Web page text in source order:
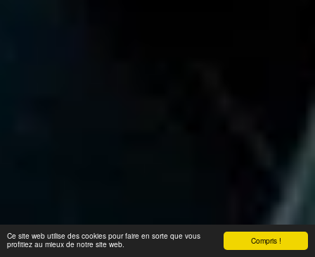
Compris !
Ce site web utilise des cookies pour faire en sorte que vous
profitiez au mieux de notre site web.